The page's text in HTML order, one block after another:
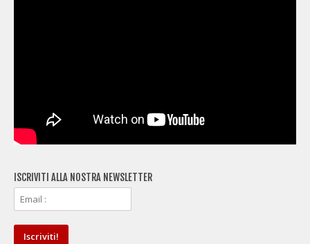
ISCRIVITI ALLA NOSTRA NEWSLETTER